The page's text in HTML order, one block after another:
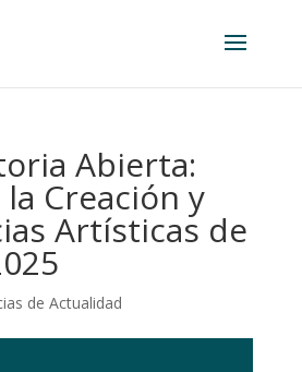
Abierta:
Creación y
Artísticas de
de Actualidad